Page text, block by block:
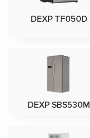
DEXP TF050D
DEXP SBS530M